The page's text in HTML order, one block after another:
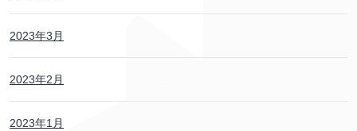
2023年3月
2023年2月
2023年1月